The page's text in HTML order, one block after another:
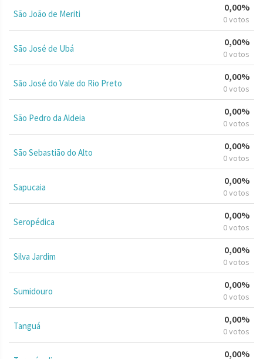
São João de Meriti
0,00%
0 votos
São José de Ubá
0,00%
0 votos
São José do Vale do Rio Preto
0,00%
0 votos
São Pedro da Aldeia
0,00%
0 votos
São Sebastião do Alto
0,00%
0 votos
Sapucaia
0,00%
0 votos
Seropédica
0,00%
0 votos
Silva Jardim
0,00%
0 votos
Sumidouro
0,00%
0 votos
Tanguá
0,00%
0 votos
0,00%